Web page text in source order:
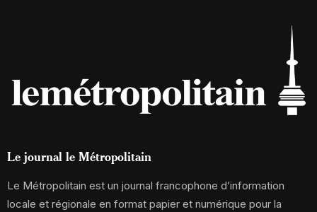
Le journal le Métropolitain
Le Métropolitain est un journal francophone d’information
locale et régionale en format papier et numérique pour la